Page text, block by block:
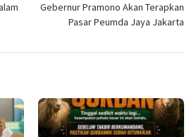
Gebernur Pramono Akan Terapkan
Pasar Peumda Jaya Jakarta